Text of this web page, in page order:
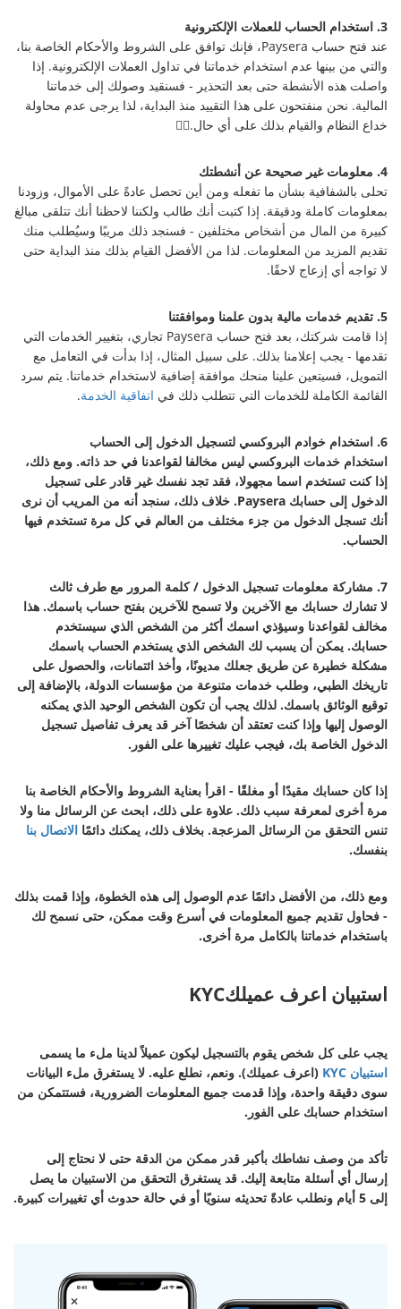
3. استخدام الحساب للعملات الإلكترونية
عند فتح حساب Paysera، فإنك توافق على الشروط والأحكام الخاصة بنا،
والتي من بينها عدم استخدام خدماتنا في تداول العملات الإلكترونية. إذا
واصلت هذه الأنشطة حتى بعد التحذير - فسنقيد وصولك إلى خدماتنا
المالية. نحن منفتحون على هذا التقييد منذ البداية، لذا يرجى عدم محاولة
خداع النظام والقيام بذلك على أي حال.🕵️‍♀️
4. معلومات غير صحيحة عن أنشطتك
تحلى بالشفافية بشأن ما تفعله ومن أين تحصل عادةً على الأموال، وزودنا
بمعلومات كاملة ودقيقة. إذا كتبت أنك طالب ولكننا لاحظنا أنك تتلقى مبالغ
كبيرة من المال من أشخاص مختلفين - فسنجد ذلك مريبًا وسيُطلب منك
تقديم المزيد من المعلومات. لذا من الأفضل القيام بذلك منذ البداية حتى
لا تواجه أي إزعاج لاحقًا.
5. تقديم خدمات مالية بدون علمنا وموافقتنا
إذا قامت شركتك، بعد فتح حساب Paysera تجاري، بتغيير الخدمات التي
تقدمها - يجب إعلامنا بذلك. على سبيل المثال، إذا بدأت في التعامل مع
التمويل، فسيتعين علينا منحك موافقة إضافية لاستخدام خدماتنا. يتم سرد
القائمة الكاملة للخدمات التي تتطلب ذلك في اتفاقية الخدمة.
6. استخدام خوادم البروكسي لتسجيل الدخول إلى الحساب
استخدام خدمات البروكسي ليس مخالفا لقواعدنا في حد ذاته. ومع ذلك،
إذا كنت تستخدم اسما مجهولا، فقد تجد نفسك غير قادر على تسجيل
الدخول إلى حسابك Paysera. خلاف ذلك، سنجد أنه من المريب أن نرى
أنك تسجل الدخول من جزء مختلف من العالم في كل مرة تستخدم فيها
الحساب.
7. مشاركة معلومات تسجيل الدخول / كلمة المرور مع طرف ثالث
لا تشارك حسابك مع الآخرين ولا تسمح للآخرين بفتح حساب باسمك. هذا
مخالف لقواعدنا وسيؤذي اسمك أكثر من الشخص الذي سيستخدم
حسابك. يمكن أن يسبب لك الشخص الذي يستخدم الحساب باسمك
مشكلة خطيرة عن طريق جعلك مديونًا، وأخذ ائتمانات، والحصول على
تاريخك الطبي، وطلب خدمات متنوعة من مؤسسات الدولة، بالإضافة إلى
توقيع الوثائق باسمك. لذلك يجب أن تكون الشخص الوحيد الذي يمكنه
الوصول إليها وإذا كنت تعتقد أن شخصًا آخر قد يعرف تفاصيل تسجيل
الدخول الخاصة بك، فيجب عليك تغييرها على الفور.
إذا كان حسابك مقيدًا أو مغلقًا - اقرأ بعناية الشروط والأحكام الخاصة بنا
مرة أخرى لمعرفة سبب ذلك. علاوة على ذلك، ابحث عن الرسائل منا ولا
تنس التحقق من الرسائل المزعجة. بخلاف ذلك، يمكنك دائمًا الاتصال بنا
بنفسك.
ومع ذلك، من الأفضل دائمًا عدم الوصول إلى هذه الخطوة، وإذا قمت بذلك
- فحاول تقديم جميع المعلومات في أسرع وقت ممكن، حتى نسمح لك
باستخدام خدماتنا بالكامل مرة أخرى.
استبيان اعرف عميلكKYC
يجب على كل شخص يقوم بالتسجيل ليكون عميلاً لدينا ملء ما يسمى
استبيان KYC
(اعرف عميلك). ونعم، نطلع عليه. لا يستغرق ملء البيانات
سوى دقيقة واحدة، وإذا قدمت جميع المعلومات الضرورية، فستتمكن من
استخدام حسابك على الفور.
تأكد من وصف نشاطك بأكبر قدر ممكن من الدقة حتى لا نحتاج إلى
إرسال أي أسئلة متابعة إليك. قد يستغرق التحقق من الاستبيان ما يصل
إلى 5 أيام ونطلب عادةً تحديثه سنويًا أو في حالة حدوث أي تغييرات كبيرة.